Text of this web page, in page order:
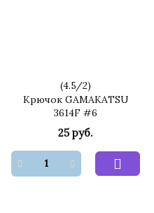
(4.5/2)
Крючок GAMAKATSU
3614F #6
25 руб.